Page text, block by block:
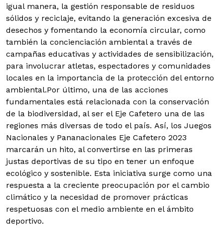
igual manera, la gestión responsable de residuos
sólidos y reciclaje, evitando la generación excesiva de
desechos y fomentando la economía circular, como
también la concienciación ambiental a través de
campañas educativas y actividades de sensibilización,
para involucrar atletas, espectadores y comunidades
locales en la importancia de la protección del entorno
ambiental.Por último, una de las acciones
fundamentales está relacionada con la conservación
de la biodiversidad, al ser el Eje Cafetero una de las
regiones más diversas de todo el país. Así, los Juegos
Nacionales y Pananacionales Eje Cafetero 2023
marcarán un hito, al convertirse en las primeras
justas deportivas de su tipo en tener un enfoque
ecológico y sostenible. Esta iniciativa surge como una
respuesta a la creciente preocupación por el cambio
climático y la necesidad de promover prácticas
respetuosas con el medio ambiente en el ámbito
deportivo.